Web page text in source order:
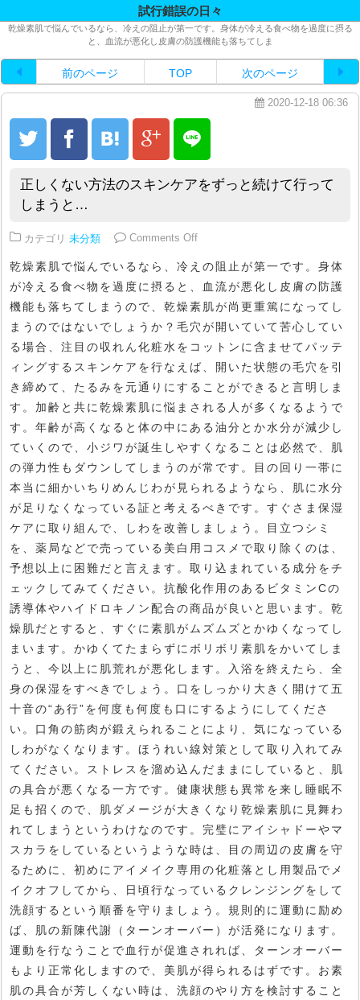
試行錯誤の日々
乾燥素肌で悩んでいるなら、冷えの阻止が第一です。身体が冷える食べ物を過度に摂る
と、血流が悪化し皮膚の防護機能も落ちてしま
前のページ TOP 次のページ
2020-12-18 06:36
正しくない方法のスキンケアをずっと続けて行って
しまうと…
カテゴリ 未分類 Comments Offon 正しくない方法のスキンケア
乾燥素肌で悩んでいるなら、冷えの阻止が第一です。身体
が冷える食べ物を過度に摂ると、血流が悪化し皮膚の防護
機能も落ちてしまうので、乾燥素肌が尚更重篤になってし
まうのではないでしょうか？毛穴が開いていて苦心してい
る場合、注目の収れん化粧水をコットンに含ませてパッテ
ィングするスキンケアを行なえば、開いた状態の毛穴を引
き締めて、たるみを元通りにすることができると言明しま
す。加齢と共に乾燥素肌に悩まされる人が多くなるようで
す。年齢が高くなると体の中にある油分とか水分が減少し
ていくので、小ジワが誕生しやすくなることは必然で、肌
の弾力性もダウンしてしまうのが常です。目の回り一帯に
本当に細かいちりめんじわが見られるようなら、肌に水分
が足りなくなっている証と考えるべきです。すぐさま保湿
ケアに取り組んで、しわを改善しましょう。目立つシミ
を、薬局などで売っている美白用コスメで取り除くのは、
予想以上に困難だと言えます。取り込まれている成分をチ
ェックしてみてください。抗酸化作用のあるビタミンCの
誘導体やハイドロキノン配合の商品が良いと思います。乾
燥肌だとすると、すぐに素肌がムズムズとかゆくなってし
まいます。かゆくてたまらずにボリボリ素肌をかいてしま
うと、今以上に肌荒れが悪化します。入浴を終えたら、全
身の保湿をすべきでしょう。口をしっかり大きく開けて五
十音の“あ行”を何度も何度も口にするようにしてくださ
い。口角の筋肉が鍛えられることにより、気になっている
しわがなくなります。ほうれい線対策として取り入れてみ
てください。ストレスを溜め込んだままにしていると、肌
の具合が悪くなる一方です。健康状態も異常を来し睡眠不
足も招くので、肌ダメージが大きくなり乾燥素肌に見舞わ
れてしまうというわけなのです。完璧にアイシャドーやマ
スカラをしているというような時は、目の周辺の皮膚を守
るために、初めにアイメイク専用の化粧落とし用製品でメ
イクオフしてから、日頃行なっているクレンジングをして
洗顔するという順番を守りましょう。規則的に運動に励め
ば、肌の新陳代謝（ターンオーバー）が活発になります。
運動を行なうことで血行が促進されれば、ターンオーバー
もより正常化しますので、美肌が得られるはずです。お素
肌の具合が芳しくない時は、洗顔のやり方を検討すること